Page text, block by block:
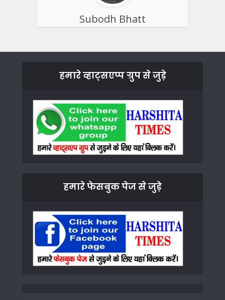
Subodh Bhatt
हमारे व्हाट्सएप्प ग्रुप से जुड़े
हमारे फेसबुक पेज से जुड़े